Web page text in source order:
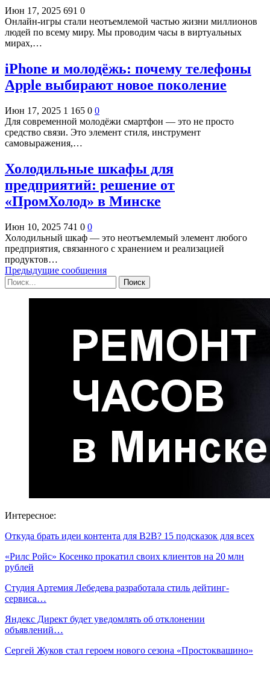
Июн 17, 2025 691 0
Онлайн-игры стали неотъемлемой частью жизни миллионов
людей по всему миру. Мы проводим часы в виртуальных
мирах,…
iPhone и молодёжь: почему телефоны
Apple выбирают новое поколение
Июн 17, 2025 1 165 0 0
Для современной молодёжи смартфон — это не просто
средство связи. Это элемент стиля, инструмент
самовыражения,…
Холодильные шкафы для
предприятий: решение от
«ПромХолод» в Минске
Июн 10, 2025 741 0 0
Холодильный шкаф — это неотъемлемый элемент любого
предприятия, связанного с хранением и реализацией
продуктов…
Предыдущие сообщения
Интересное:
Откуда брать идеи контента для B2B? 15 подсказок для всех
«Рилс Ройс» Косенко прокатил своих клиентов на 20 млн
рублей
Студия Артемия Лебедева разработала стиль дейтинг-
сервиса…
Яндекс Директ будет уведомлять об отклонении
объявлений…
Сергей Жуков стал героем нового сезона «Простоквашино»